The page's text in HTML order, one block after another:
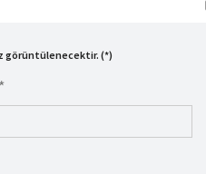
görüntülenecektir. (*)